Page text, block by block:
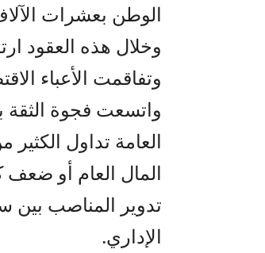
الوطن بعشرات
وخلال هذه العقود
وتفاقمت الأعباء
واتسعت فجوة
العامة تداول الكثير
المال العام أو
تدوير المناصب بين
الإداري.